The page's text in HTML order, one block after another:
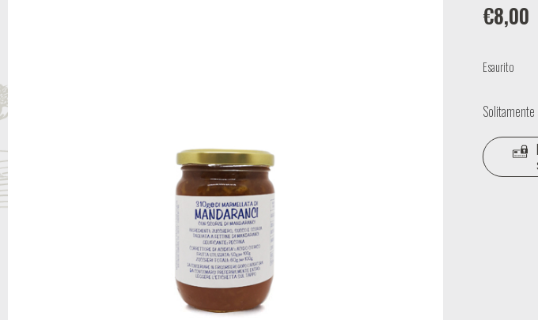
€8,00
Esaurito